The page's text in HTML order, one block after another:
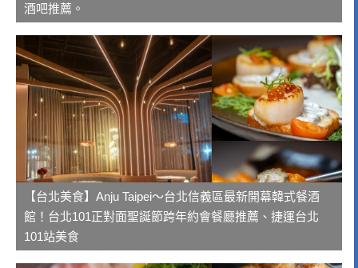
酒吧推薦。
【台北美食】Anju Taipei～台北信義區最新開幕韓式餐酒
館！台北101正對面聖誕節跨年約會餐廳推薦、捷運台北
101站美食